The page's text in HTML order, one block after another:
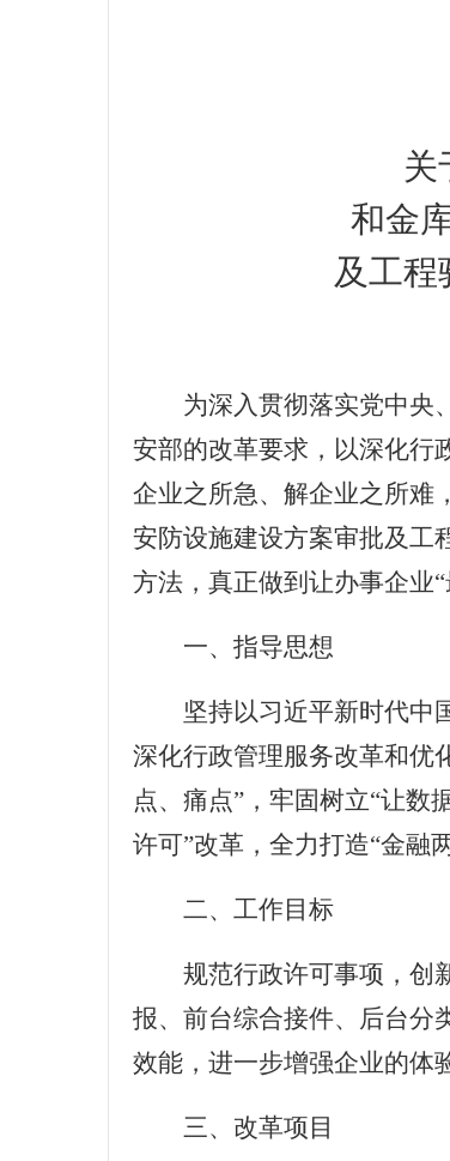
关
和金
及工程
为深入贯彻落实党中央
安部的改革要求，以深化行
企业之所急、解企业之所难
安防设施建设方案审批及工
方法，真正做到让办事企业
一、指导思想
坚持以习近平新时代中
深化行政管理服务改革和优
点、痛点”，牢固树立“让数
许可”改革，全力打造“金融
二、工作目标
规范行政许可事项，创
报、前台综合接件、后台分
效能，进一步增强企业的体
三、改革项目